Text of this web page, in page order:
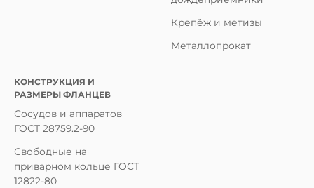
Крепёж и метизы
Металлопрокат
КОНСТРУКЦИЯ И
РАЗМЕРЫ ФЛАНЦЕВ
Сосудов и аппаратов
ГОСТ 28759.2-90
Свободные на
приварном кольце ГОСТ
12822-80